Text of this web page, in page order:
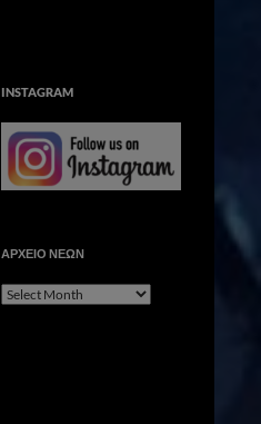
INSTAGRAM
ΑΡΧΕΙΟ ΝΕΩΝ
ΑΡΧΕΙΟ